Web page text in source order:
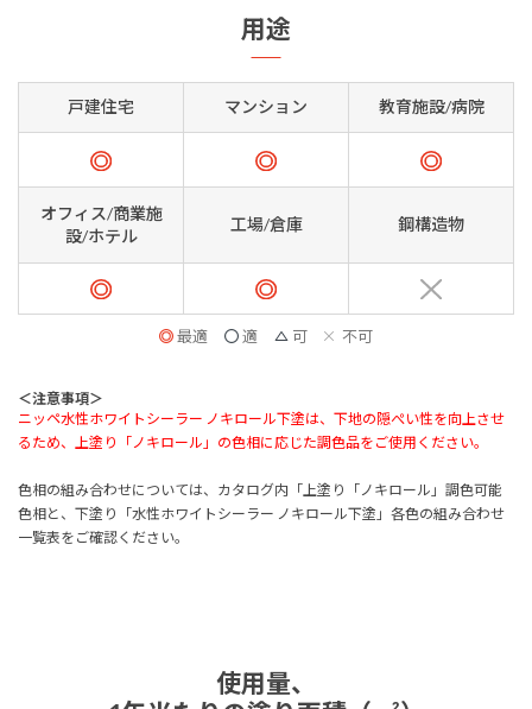
用途
戸建住宅 マンション 教育施設/病院
オフィス/商業施
設/ホテル
工場/倉庫 鋼構造物
最適 適 可 不可
＜注意事項＞
ニッペ水性ホワイトシーラー ノキロール下塗は、下地の隠ぺい性を向上させ
るため、上塗り「ノキロール」の色相に応じた調色品をご使用ください。
色相の組み合わせについては、カタログ内「上塗り「ノキロール」調色可能
色相と、下塗り「水性ホワイトシーラー ノキロール下塗」各色の組み合わせ
一覧表をご確認ください。
使用量、